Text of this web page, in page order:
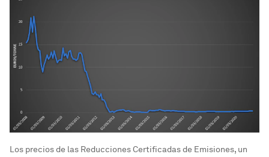
Los precios de las Reducciones Certificadas de Emisiones, un